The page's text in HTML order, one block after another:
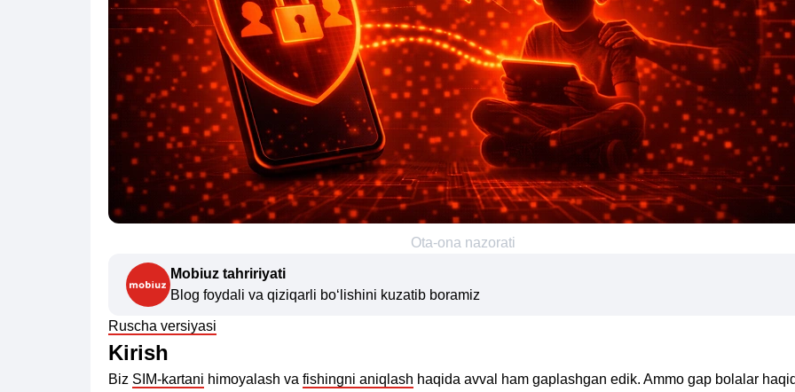
Ota-ona nazorati
Mobiuz tahririyati
Blog foydali va qiziqarli bo‘lishini kuzatib boramiz
Ruscha versiyasi
Kirish
Biz SIM-kartani himoyalash va fishingni aniqlash haqida avval ham gaplashgan edik. Ammo gap bolalar